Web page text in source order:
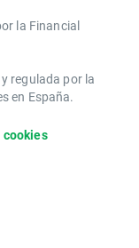
la ​Financial
regulada por la
en España.
cookies